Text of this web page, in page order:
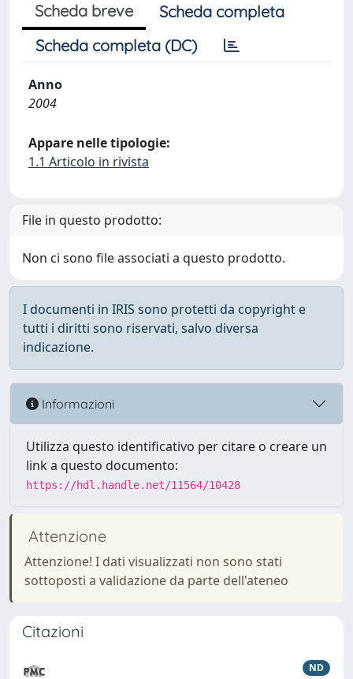
Scheda breve
Scheda completa
Scheda completa (DC)
Anno
2004
Appare nelle tipologie:
1.1 Articolo in rivista
File in questo prodotto:
Non ci sono file associati a questo prodotto.
I documenti in IRIS sono protetti da copyright e
tutti i diritti sono riservati, salvo diversa
indicazione.
Informazioni
Utilizza questo identificativo per citare o creare un
link a questo documento:
https://hdl.handle.net/11564/10428
Attenzione
Attenzione! I dati visualizzati non sono stati
sottoposti a validazione da parte dell'ateneo
Citazioni
ND